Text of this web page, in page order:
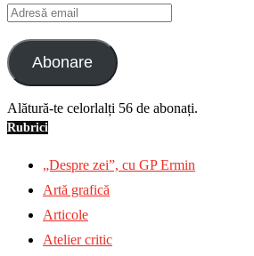
Adresă
email
Abonare
Alătură-te celorlalți 56 de abonați.
Rubrici
„Despre zei”, cu GP Ermin
Artă grafică
Articole
Atelier critic